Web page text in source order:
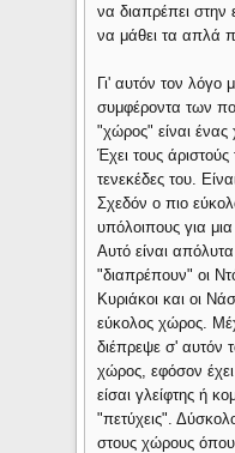
να διαπρέπει στην
να μάθει τα απλά
Γι' αυτόν τον λόγο
συμφέροντα των
"χώρος" είναι
Έχει τους
τενεκέδες του.
Σχεδόν ο πιο
υπόλοιπους για
Αυτό είναι
"διαπρέπουν" οι
Κυριάκοι και οι
εύκολος χώρος.
διέπρεψε σ' αυτόν
χώρος, εφόσον
είσαι γλείφτης ή
"πετύχεις".
στους χώρους